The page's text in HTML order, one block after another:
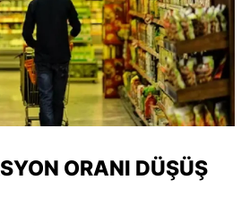
ORANI DÜŞÜŞ